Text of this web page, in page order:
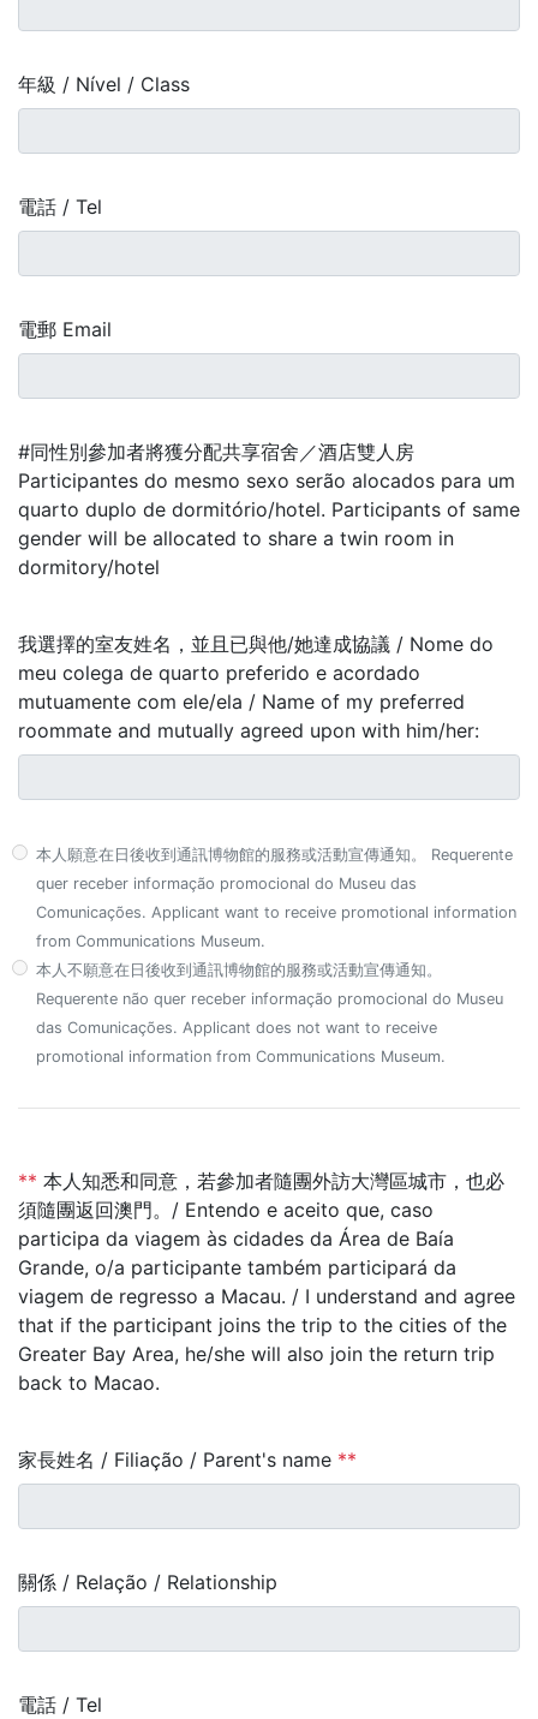
年級 / Nível / Class
電話 / Tel
電郵 Email
#同性別參加者將獲分配共享宿舍／酒店雙人房
Participantes do mesmo sexo serão alocados para um
quarto duplo de dormitório/hotel. Participants of same
gender will be allocated to share a twin room in
dormitory/hotel
我選擇的室友姓名，並且已與他/她達成協議 / Nome do
meu colega de quarto preferido e acordado
mutuamente com ele/ela / Name of my preferred
roommate and mutually agreed upon with him/her:
本人願意在日後收到通訊博物館的服務或活動宣傳通知。 Requerente
quer receber informação promocional do Museu das
Comunicações. Applicant want to receive promotional information
from Communications Museum.
本人不願意在日後收到通訊博物館的服務或活動宣傳通知。
Requerente não quer receber informação promocional do Museu
das Comunicações. Applicant does not want to receive
promotional information from Communications Museum.
** 本人知悉和同意，若參加者隨團外訪大灣區城市，也必
須隨團返回澳門。/ Entendo e aceito que, caso
participa da viagem às cidades da Área de Baía
Grande, o/a participante também participará da
viagem de regresso a Macau. / I understand and agree
that if the participant joins the trip to the cities of the
Greater Bay Area, he/she will also join the return trip
back to Macao.
家長姓名 / Filiação / Parent's name **
關係 / Relação / Relationship
電話 / Tel